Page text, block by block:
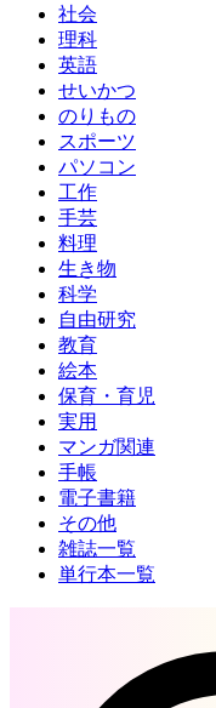
社会
理科
英語
せいかつ
のりもの
スポーツ
パソコン
工作
手芸
料理
生き物
科学
自由研究
教育
絵本
保育・育児
実用
マンガ関連
手帳
電子書籍
その他
雑誌一覧
単行本一覧